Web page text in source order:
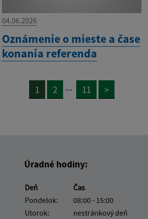
04.06.2026
Oznámenie o mieste a čase
konania referenda
1 2 ... 11 >
Úradné hodiny:
Deň
Čas
Pondelok:
08:00 - 15:00
Utorok:
nestránkový deň